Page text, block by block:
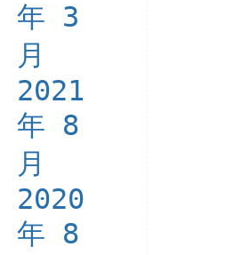
年 3
月
2021
年 8
月
2020
年 8